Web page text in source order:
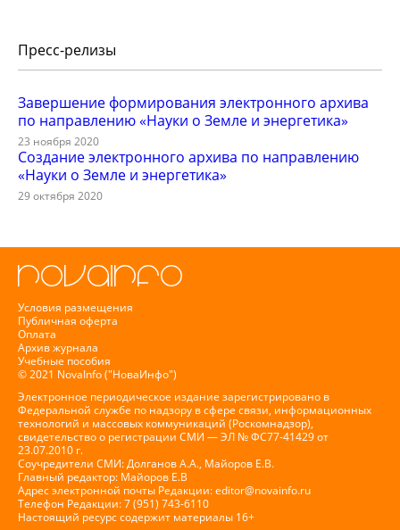
Пресс-релизы
Завершение формирования электронного архива
по направлению «Науки о Земле и энергетика»
23 ноября 2020
Создание электронного архива по направлению
«Науки о Земле и энергетика»
29 октября 2020
Условия размещения
Публичная оферта
Оплата
Архив журнала
Учебные пособия
© 2021 NovaInfo ("НоваИнфо")
Электронное периодическое издание зарегистрировано в
Федеральной службе по надзору в сфере связи, информационных
технологий и массовых коммуникаций (Роскомнадзор),
свидетельство о регистрации СМИ — ЭЛ № ФС77-41429 от
23.07.2010 г.
Соучредители СМИ: Долганов А.А., Майоров Е.В.
Главный редактор: Майоров Е.В
Адрес электронной почты Редакции:editor@novainfo.ru
Телефон Редакции: 7 (951) 743-6110
Настоящий ресурс содержит материалы 16+